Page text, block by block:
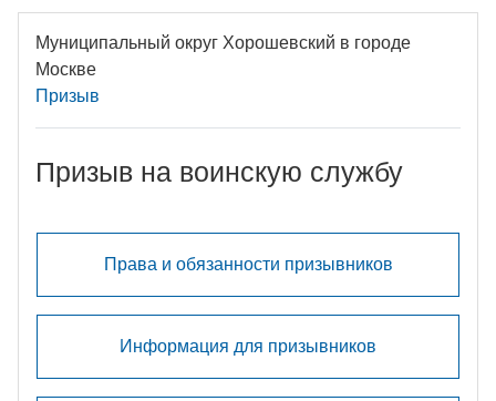
Муниципальный округ Хорошевский в городе
Москве
Призыв
Призыв на воинскую службу
Права и обязанности призывников
Информация для призывников